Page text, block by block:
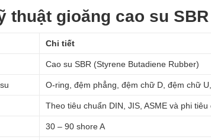
thuật gioăng cao su SBR
Chi tiết
Cao su SBR (Styrene Butadiene Rubber)
O-ring, đệm phẳng, đệm chữ D, đệm chữ
Theo tiêu chuẩn DIN, JIS, ASME và phi tiêu
30 – 90 shore A